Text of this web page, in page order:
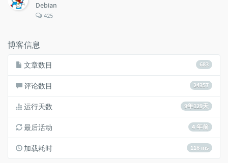
Debian
评
425
博客信息
683
文章数目
24357
评论数目
9年129天
运行天数
4 年前
最后活动
118 ms
加载耗时